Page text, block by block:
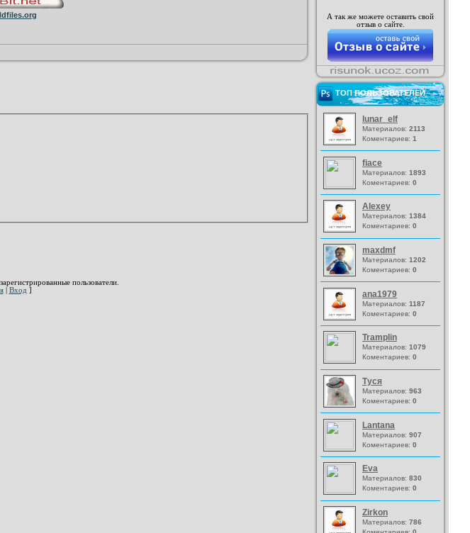
пользователи.
| Вход ]
А так же можете оставить свой
отзыв о сайте.
ТОП ПОЛЬЗОВАТЕЛЕЙ
lunar_elf
Материалов: 2113
Коментариев: 1
fiace
Материалов: 1893
Коментариев: 0
Alexey
Материалов: 1384
Коментариев: 0
maxdmf
Материалов: 1202
Коментариев: 0
ana1979
Материалов: 1187
Коментариев: 0
Tramplin
Материалов: 1079
Коментариев: 0
Туся
Материалов: 963
Коментариев: 0
Lantana
Материалов: 907
Коментариев: 0
Eva
Материалов: 830
Коментариев: 0
Zirkon
Материалов: 786